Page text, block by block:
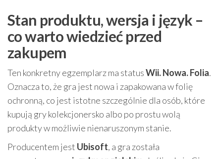
Stan produktu, wersja i język –
co warto wiedzieć przed
zakupem
Ten konkretny egzemplarz ma statusWii. Nowa. Folia.
Oznacza to, że gra jest nowa i zapakowana w folię
ochronną, co jest istotne szczególnie dla osób, które
kupują gry kolekcjonersko albo po prostu wolą
produkty w możliwie nienaruszonym stanie.
Producentem jest Ubisoft, a gra została